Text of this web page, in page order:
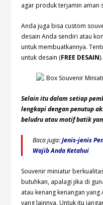
agar produk terjamin aman
Anda juga bisa custom
desain Anda sendiri atau
untuk membuatkannya.
untuk desain (FREE DESAIN).
Selain itu dalam setiap
lengkapi dengan penutup
beludru atau motif batik
Baca juga:Jenis-jenis
Wajib Anda Ketahui
Souvenir miniatur
butuhkan, apalagi jika di
atau kenang kenangan
yang lainnya. Untuk itu